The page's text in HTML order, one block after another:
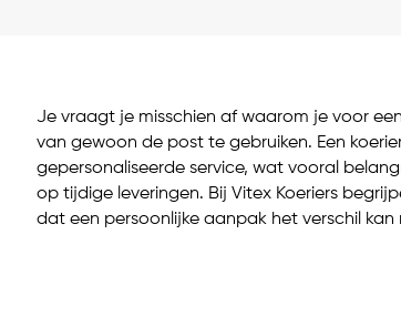
Je vraagt je misschien af waarom je voor
van gewoon de post te gebruiken. Een
gepersonaliseerde service, wat vooral
op tijdige leveringen. Bij Vitex Koeriers
dat een persoonlijke aanpak het verschil kan